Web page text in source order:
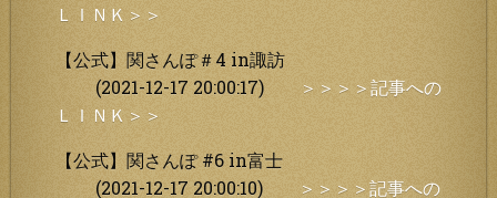
ＬＩＮＫ＞＞
【公式】関さんぽ＃4 in諏訪
(2021-12-17 20:00:17)
＞＞＞＞記事への
ＬＩＮＫ＞＞
【公式】関さんぽ #6 in富士
(2021-12-17 20:00:10)
＞＞＞＞記事への